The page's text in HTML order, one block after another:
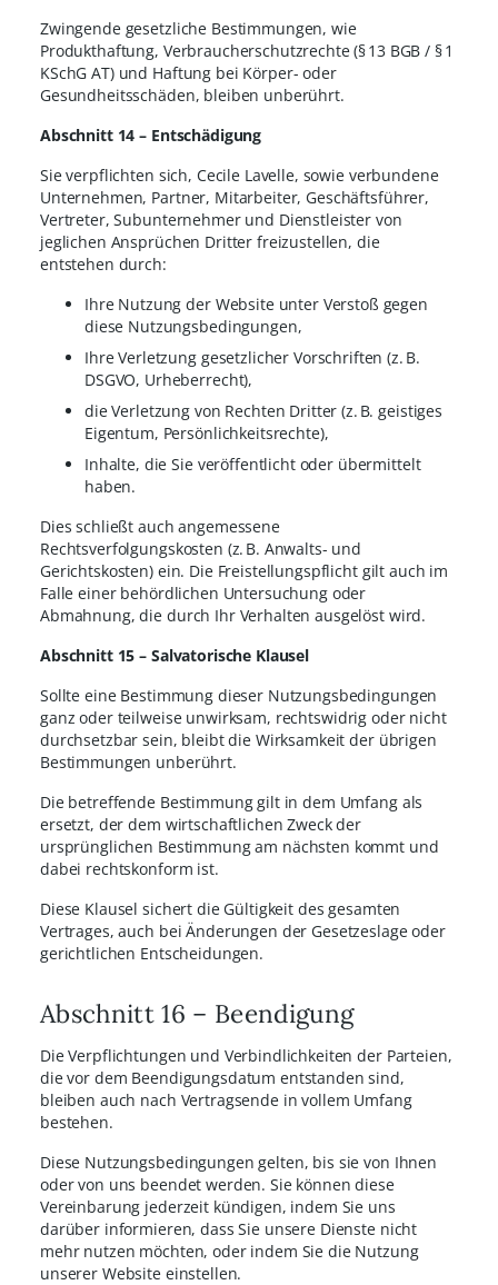
Zwingende gesetzliche Bestimmungen, wie
Produkthaftung, Verbraucherschutzrechte (§ 13 BGB / § 1
KSchG AT) und Haftung bei Körper- oder
Gesundheitsschäden, bleiben unberührt.
Abschnitt 14 – Entschädigung
Sie verpflichten sich, Cecile Lavelle, sowie verbundene
Unternehmen, Partner, Mitarbeiter, Geschäftsführer,
Vertreter, Subunternehmer und Dienstleister von
jeglichen Ansprüchen Dritter freizustellen, die
entstehen durch:
Ihre Nutzung der Website unter Verstoß gegen
diese Nutzungsbedingungen,
Ihre Verletzung gesetzlicher Vorschriften (z. B.
DSGVO, Urheberrecht),
die Verletzung von Rechten Dritter (z. B. geistiges
Eigentum, Persönlichkeitsrechte),
Inhalte, die Sie veröffentlicht oder übermittelt
haben.
Dies schließt auch angemessene
Rechtsverfolgungskosten (z. B. Anwalts- und
Gerichtskosten) ein. Die Freistellungspflicht gilt auch im
Falle einer behördlichen Untersuchung oder
Abmahnung, die durch Ihr Verhalten ausgelöst wird.
Abschnitt 15 – Salvatorische Klausel
Sollte eine Bestimmung dieser Nutzungsbedingungen
ganz oder teilweise unwirksam, rechtswidrig oder nicht
durchsetzbar sein, bleibt die Wirksamkeit der übrigen
Bestimmungen unberührt.
Die betreffende Bestimmung gilt in dem Umfang als
ersetzt, der dem wirtschaftlichen Zweck der
ursprünglichen Bestimmung am nächsten kommt und
dabei rechtskonform ist.
Diese Klausel sichert die Gültigkeit des gesamten
Vertrages, auch bei Änderungen der Gesetzeslage oder
gerichtlichen Entscheidungen.
Abschnitt 16 – Beendigung
Die Verpflichtungen und Verbindlichkeiten der Parteien,
die vor dem Beendigungsdatum entstanden sind,
bleiben auch nach Vertragsende in vollem Umfang
bestehen.
Diese Nutzungsbedingungen gelten, bis sie von Ihnen
oder von uns beendet werden. Sie können diese
Vereinbarung jederzeit kündigen, indem Sie uns
darüber informieren, dass Sie unsere Dienste nicht
mehr nutzen möchten, oder indem Sie die Nutzung
unserer Website einstellen.